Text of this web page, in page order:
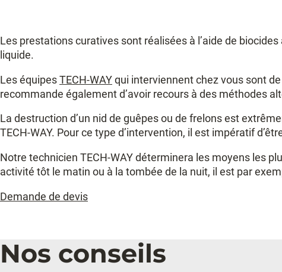
Les prestations curatives sont réalisées à l’aide de
liquide.
Les équipesTECH-WAYqui interviennent chez vous sont
recommande également d’avoir recours à des méthodes
La destruction d’un nid de guêpes ou de frelons est
TECH-WAY. Pour ce type d’intervention, il est impératif
Notre technicien TECH-WAY déterminera les moyens les
activité tôt le matin ou à la tombée de la nuit, il est par
Demande de devis
Nos conseils